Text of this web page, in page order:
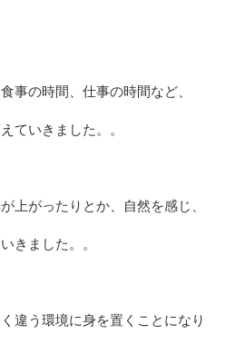
事の時間、仕事の時間など、
ていきました。。
上がったりとか、自然を感じ、
きました。。
違う環境に身を置くことになり